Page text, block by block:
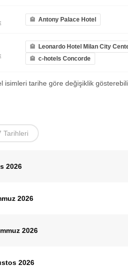
Antony Palace Hotel
Leonardo Hotel Milan City
c-hotels Concorde
isimleri tarihe göre değişiklik
Tarihleri
2026
2026
2026
2026